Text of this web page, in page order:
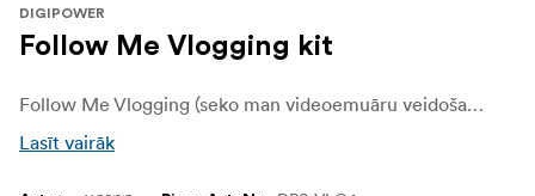
DIGIPOWER
Follow Me Vlogging kit
Follow Me Vlogging (seko man videoemuāru veidošanas) komplektā ir viedtālruņa rokturis ar gludu gumijas apdari labākai lietošanai un iebūvēta bezvadu tālvadības pults, kas darbojas līdz 9 metru attālumam.
Lasīt vairāk